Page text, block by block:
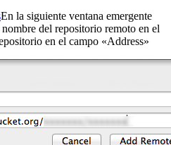
En la siguiente ventana emergente
del repositorio remoto en el
en el campo «Address»